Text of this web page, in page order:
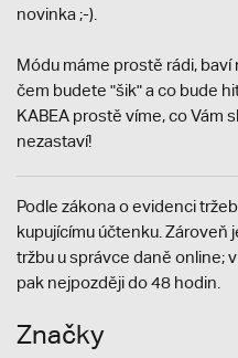
novinka ;-).
Módu máme prostě rádi,
čem budete "šik" a co bude
KABEA prostě víme, co Vám
nezastaví!
Podle zákona o evidenci
kupujícímu účtenku. Zároveň
tržbu u správce daně online;
pak nejpozději do 48 hodin.
Značky